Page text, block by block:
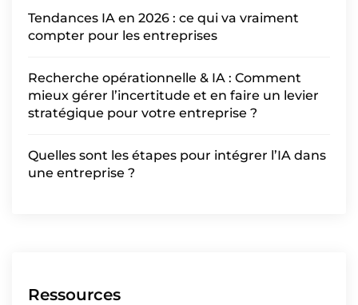
Tendances IA en 2026 : ce qui va vraiment
compter pour les entreprises
Recherche opérationnelle & IA : Comment
mieux gérer l’incertitude et en faire un levier
stratégique pour votre entreprise ?
Quelles sont les étapes pour intégrer l’IA dans
une entreprise ?
Ressources